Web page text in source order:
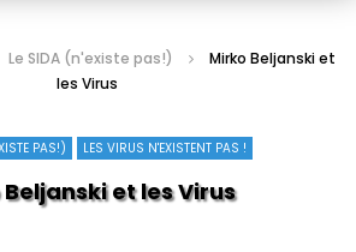
Le SIDA (n'existe pas!)
Mirko Beljanski et
les Virus
PAS!) LES VIRUS N'EXISTENT PAS !
et les Virus